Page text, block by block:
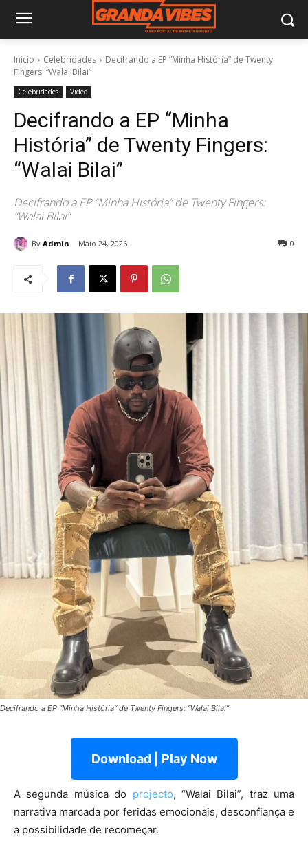
Início Celebridades
Decifrando a EP “Minha História” de Twenty
Fingers: “Walai Bilai”
Celebridades Video
Decifrando a EP “Minha
História” de Twenty Fingers:
“Walai Bilai”
Decifrando a EP “Minha História” de Twenty Fingers:
“Walai Bilai”
By Admin Maio 24, 2026 0
Decifrando a EP “Minha História” de Twenty Fingers: “Walai Bilai”
Download | Play Now
A segunda música do projecto, “Walai Bilai”, traz uma
narrativa marcada por feridas emocionais, desconfiança e
a possibilidade de recomeçar.